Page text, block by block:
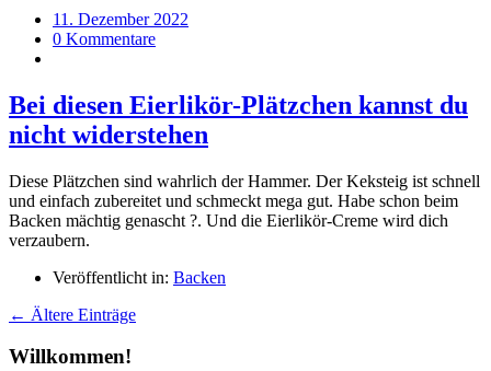
11. Dezember 2022
0 Kommentare
Bei diesen Eierlikör-Plätzchen kannst du
nicht widerstehen
Diese Plätzchen sind wahrlich der Hammer. Der Keksteig ist schnell
und einfach zubereitet und schmeckt mega gut. Habe schon beim
Backen mächtig genascht ?. Und die Eierlikör-Creme wird dich
verzaubern.
Veröffentlicht in: Backen
← Ältere Einträge
Willkommen!